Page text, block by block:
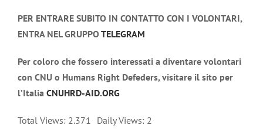
PER ENTRARE SUBITO IN CONTATTO CON I VOLONTARI,
ENTRA NEL GRUPPO TELEGRAM
Per coloro che fossero interessati a diventare volontari
con CNU o Humans Right Defeders, visitare il sito per
l’Italia CNUHRD-AID.ORG
Total Views: 2.371 Daily Views: 2